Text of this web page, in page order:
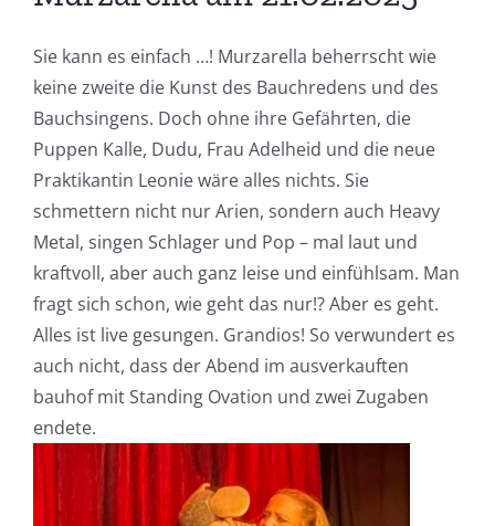
Sie kann es einfach …! Murzarella beherrscht wie
keine zweite die Kunst des Bauchredens und des
Bauchsingens. Doch ohne ihre Gefährten, die
Puppen Kalle, Dudu, Frau Adelheid und die neue
Praktikantin Leonie wäre alles nichts. Sie
schmettern nicht nur Arien, sondern auch Heavy
Metal, singen Schlager und Pop – mal laut und
kraftvoll, aber auch ganz leise und einfühlsam. Man
fragt sich schon, wie geht das nur!? Aber es geht.
Alles ist live gesungen. Grandios! So verwundert es
auch nicht, dass der Abend im ausverkauften
bauhof mit Standing Ovation und zwei Zugaben
endete.